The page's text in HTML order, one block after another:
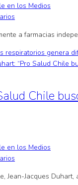
en los Medios
a farmacias
respiratorios genera
Chile
en los Medios
Jean-Jacques